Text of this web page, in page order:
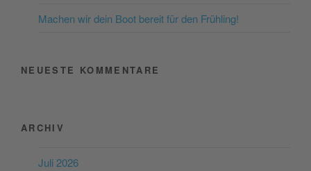
Machen wir dein Boot bereit für den Frühling!
NEUESTE KOMMENTARE
ARCHIV
Juli 2026